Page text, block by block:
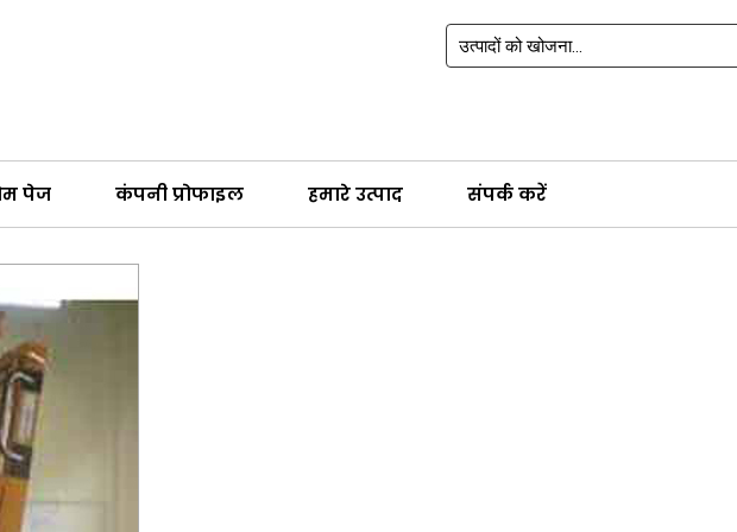
पेज कंपनी प्रोफाइल हमारे उत्पाद संपर्क करें